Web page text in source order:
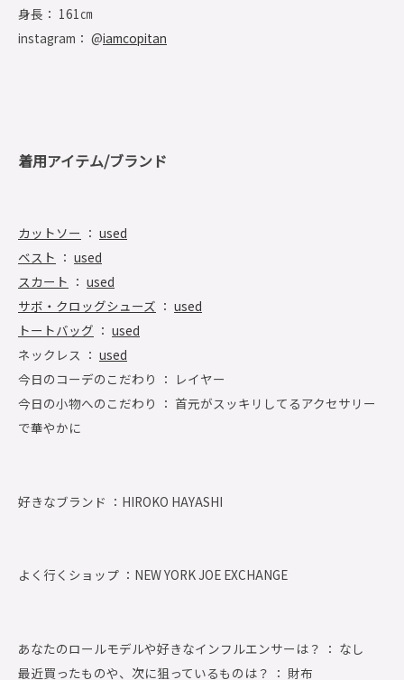
身長： 161㎝
instagram： @iamcopitan
着用アイテム/ブランド
カットソー ： used
ベスト ： used
スカート ： used
サボ・クロッグシューズ ： used
トートバッグ ： used
ネックレス ： used
今日のコーデのこだわり ： レイヤー
今日の小物へのこだわり ： 首元がスッキリしてるアクセサリー
で華やかに
好きなブランド ： HIROKO HAYASHI
よく行くショップ ： NEW YORK JOE EXCHANGE
あなたのロールモデルや好きなインフルエンサーは？ ： なし
最近買ったものや、次に狙っているものは？ ： 財布